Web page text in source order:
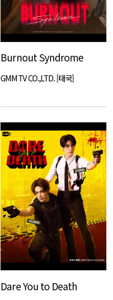
Burnout Syndrome
GMMTV CO.,LTD. [태국]
Dare You to Death